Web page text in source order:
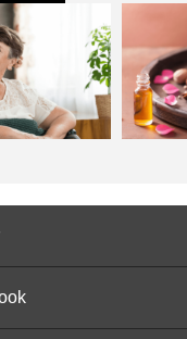
のようなポイントで
うに、服装選びの基
冬に使える、メンズフ
の組み合わせは失敗が
を出すなら、ジャケ
開業するなら有
利？なぜ今…